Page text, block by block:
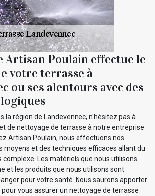
Artisan Poulain effectue le
votre terrasse à
ou ses alentours avec des
la région de Landevennec, n'hésitez pas à
de nettoyage de terrasse à notre entreprise
Artisan Poulain, nous effectuons nos
moyens et des techniques efficaces allant du
complexe. Les matériels que nous utilisons
et les produits que nous utilisons sont
pour votre santé. Nous saurons apporter
vous assurer un nettoyage de terrasse